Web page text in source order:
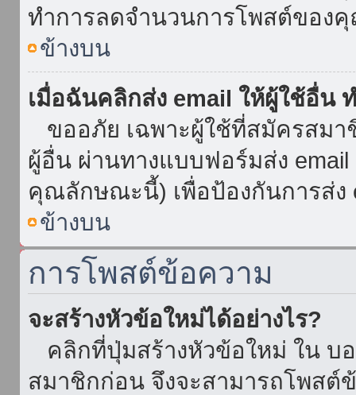
ทำการลดจำนวนการโพสต์ของ
ข้างบน
เมื่อฉันคลิกส่ง email ให้ผู้ใช้อื่น
ขออภัย เฉพาะผู้ใช้ที่สมัครสมา
ผู้อื่น ผ่านทางแบบฟอร์มส่ง
คุณลักษณะนี้) เพื่อป้องกันการส่ง
ข้างบน
การโพสต์ข้อความ
จะสร้างหัวข้อใหม่ได้อย่างไร?
คลิกที่ปุ่มสร้างหัวข้อใหม่ ใน บ
สมาชิกก่อน จึงจะสามารถโพส